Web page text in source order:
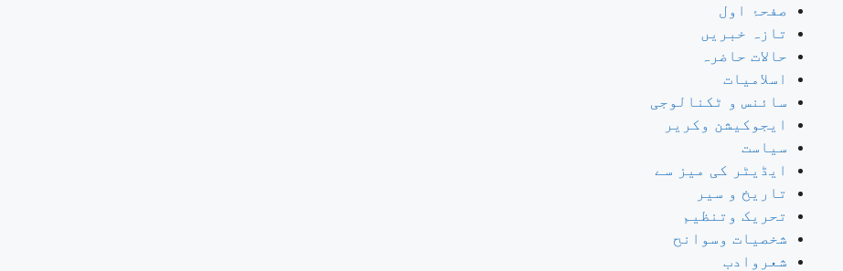
صفحۂ اول
تازہ خبریں
حالات حاضرہ
اسلامیات
سائنس و ٹکنالوجی
ایجوکیشن وکریر
سیاست
ایڈیٹر کی میز سے
تاریخ و سیر
تحریک وتنظیم
شخصیات وسوانح
شعروادب